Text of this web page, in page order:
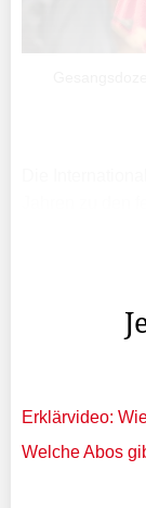
Erklärvideo:
Welche Abos